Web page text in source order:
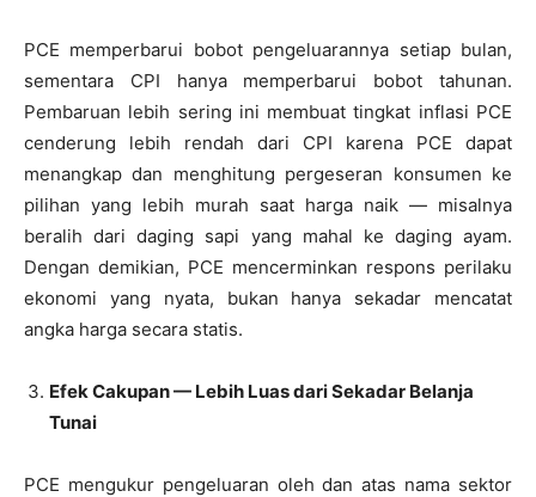
PCE memperbarui bobot pengeluarannya setiap bulan,
sementara CPI hanya memperbarui bobot tahunan.
Pembaruan lebih sering ini membuat tingkat inflasi PCE
cenderung lebih rendah dari CPI karena PCE dapat
menangkap dan menghitung pergeseran konsumen ke
pilihan yang lebih murah saat harga naik — misalnya
beralih dari daging sapi yang mahal ke daging ayam.
Dengan demikian, PCE mencerminkan respons perilaku
ekonomi yang nyata, bukan hanya sekadar mencatat
angka harga secara statis.
Efek Cakupan — Lebih Luas dari Sekadar Belanja
Tunai
PCE mengukur pengeluaran oleh dan atas nama sektor